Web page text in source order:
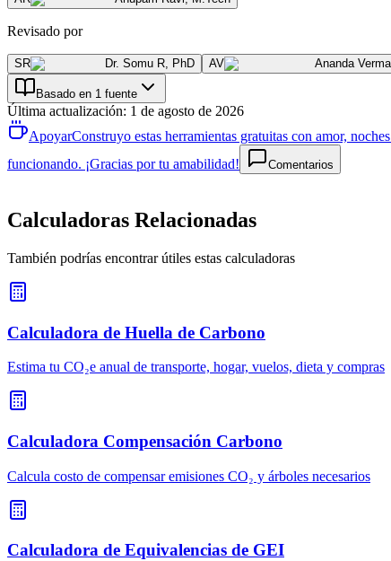
Revisado por
SR Dr. Somu R, PhD AV Ananda Verma
Basado en 1 fuente
Última actualización: 1 de agosto de 2026
ApoyarConstruyo estas herramientas gratuitas con amor,
funcionando. ¡Gracias por tu amabilidad!
Comentarios
Calculadoras Relacionadas
También podrías encontrar útiles estas calculadoras
Calculadora de Huella de Carbono
Estima tu CO₂e anual de transporte, hogar, vuelos, dieta y compras
Calculadora Compensación Carbono
Calcula costo de compensar emisiones CO₂ y árboles necesarios
Calculadora de Equivalencias de GEI